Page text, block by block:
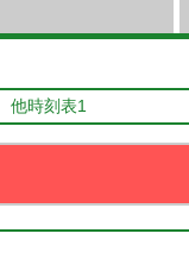
他時刻表1